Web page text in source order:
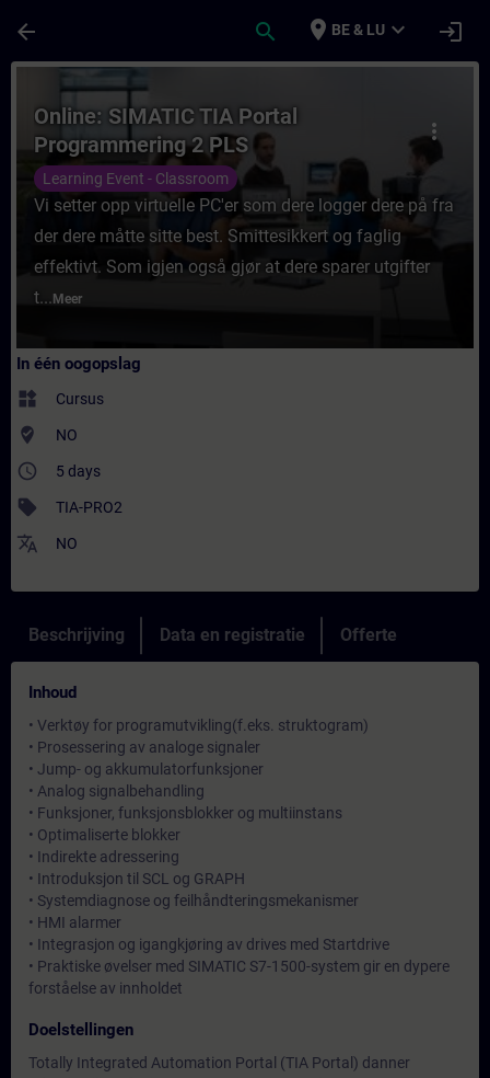
arrow_back search place BE & LU expand_more login
Cursus - Online: SIMATIC TIA Portal
more_vert
Online: SIMATIC TIA Portal
Programmering 2 PLS
Learning Event - Classroom
Vi setter opp virtuelle PC'er som dere logger dere på fra
der dere måtte sitte best. Smittesikkert og faglig
effektivt. Som igjen også gjør at dere sparer utgifter
t... Meer
In één oogopslag
widgets Cursus
where_to_vote NO
access_time 5 days
sell TIA-PRO2
translate NO
Beschrijving Data en registratie Offerte
Inhoud
• Verktøy for programutvikling(f.eks. struktogram)
• Prosessering av analoge signaler
• Jump- og akkumulatorfunksjoner
• Analog signalbehandling
• Funksjoner, funksjonsblokker og multiinstans
• Optimaliserte blokker
• Indirekte adressering
• Introduksjon til SCL og GRAPH
• Systemdiagnose og feilhåndteringsmekanismer
• HMI alarmer
• Integrasjon og igangkjøring av drives med Startdrive
• Praktiske øvelser med SIMATIC S7-1500-system gir en dypere
forståelse av innholdet
Doelstellingen
Totally Integrated Automation Portal (TIA Portal) danner